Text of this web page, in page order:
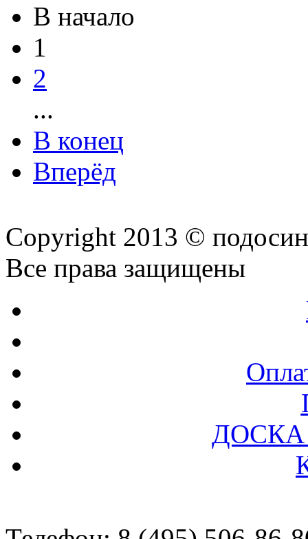
В начало
1
2
...
В конец
Вперёд
Copyright 2013 ©
Все права защищены